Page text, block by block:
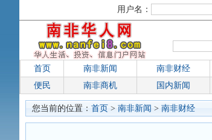
用户名：
首页 南非新闻 南非财经
便民
南非商机 国内新闻
您当前的位置： 首页 > 南非新闻 > 南非财经